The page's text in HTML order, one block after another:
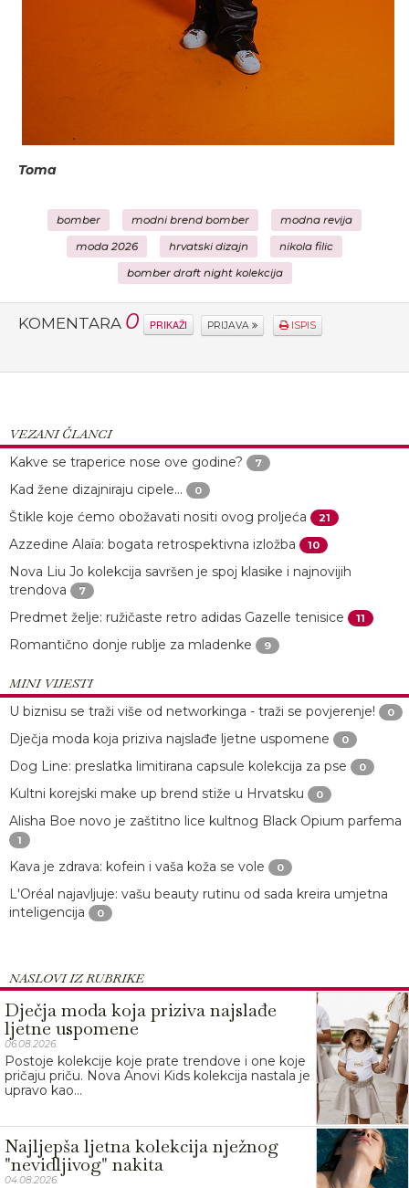
Toma
bomber modni brend bomber modna revija
moda 2026 hrvatski dizajn nikola filic
bomber draft night kolekcija
KOMENTARA 0 PRIKAŽI PRIJAVA ISPIS
VEZANI ČLANCI
Kakve se traperice nose ove godine?
7
Kad žene dizajniraju cipele... 0
Štikle koje ćemo obožavati nositi ovog proljeća 21
Azzedine Alaïa: bogata retrospektivna izložba 10
Nova Liu Jo kolekcija savršen je spoj klasike i najnovijih
trendova
7
Predmet želje: ružičaste retro adidas Gazelle tenisice 11
Romantično donje rublje za mladenke 9
MINI VIJESTI
U biznisu se traži više od networkinga - traži se povjerenje!
0
Dječja moda koja priziva najslađe ljetne uspomene 0
Dog Line: preslatka limitirana capsule kolekcija za pse 0
Kultni korejski make up brend stiže u Hrvatsku 0
Alisha Boe novo je zaštitno lice kultnog Black Opium parfema
1
Kava je zdrava: kofein i vaša koža se vole 0
L'Oréal najavljuje: vašu beauty rutinu od sada kreira umjetna
inteligencija
0
NASLOVI IZ RUBRIKE
Dječja moda koja priziva najslađe
ljetne uspomene
06.08.2026.
Postoje kolekcije koje prate trendove i one koje
pričaju priču. Nova Anovi Kids kolekcija nastala je
upravo kao...
Najljepša ljetna kolekcija nježnog
"nevidljivog" nakita
04.08.2026.